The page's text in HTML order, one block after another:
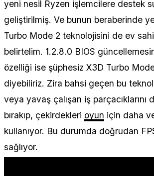
yeni nesil Ryzen işlemcilere destek
geliştirilmiş. Ve bunun beraberinde
Turbo Mode 2 teknolojisini de ev
belirtelim. 1.2.8.0 BIOS
özelliği ise şüphesiz X3D Turbo
diyebiliriz. Zira bahsi geçen bu
veya yavaş çalışan iş parçacıklarını
bırakıp, çekirdekleri oyun için daha
kullanıyor. Bu durumda doğrudan
sağlıyor.